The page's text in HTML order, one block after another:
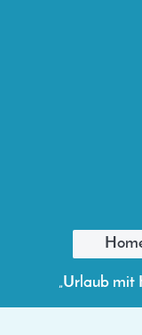
„Urlaub mit